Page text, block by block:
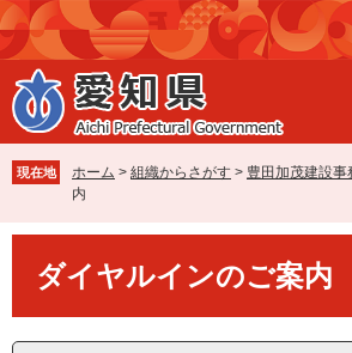
ペ
ー
ジ
の
先
で
す
メ
ニ
ュ
ー
を
ば
し
本
現在地 ホーム > 組織からさがす > 豊田加茂建設事
内
ダイヤルインのご案内